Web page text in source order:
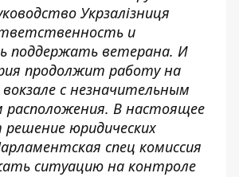
Укрзалізниця
и
поддержать ветерана. И
продолжит работу на
с незначительным
расположения. В настоящее
юридических
спец комиссия
ситуацию на контроле